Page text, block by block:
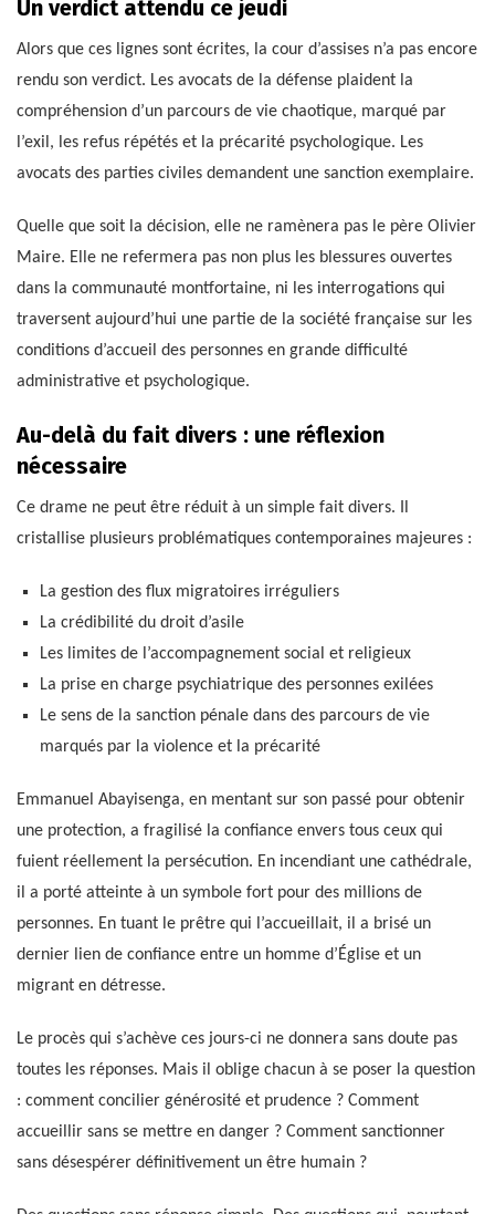
Un verdict attendu ce jeudi
Alors que ces lignes sont écrites, la cour d’assises n’a pas encore
rendu son verdict. Les avocats de la défense plaident la
compréhension d’un parcours de vie chaotique, marqué par
l’exil, les refus répétés et la précarité psychologique. Les
avocats des parties civiles demandent une sanction exemplaire.
Quelle que soit la décision, elle ne ramènera pas le père Olivier
Maire. Elle ne refermera pas non plus les blessures ouvertes
dans la communauté montfortaine, ni les interrogations qui
traversent aujourd’hui une partie de la société française sur les
conditions d’accueil des personnes en grande difficulté
administrative et psychologique.
Au-delà du fait divers : une réflexion
nécessaire
Ce drame ne peut être réduit à un simple fait divers. Il
cristallise plusieurs problématiques contemporaines majeures :
La gestion des flux migratoires irréguliers
La crédibilité du droit d’asile
Les limites de l’accompagnement social et religieux
La prise en charge psychiatrique des personnes exilées
Le sens de la sanction pénale dans des parcours de vie
marqués par la violence et la précarité
Emmanuel Abayisenga, en mentant sur son passé pour obtenir
une protection, a fragilisé la confiance envers tous ceux qui
fuient réellement la persécution. En incendiant une cathédrale,
il a porté atteinte à un symbole fort pour des millions de
personnes. En tuant le prêtre qui l’accueillait, il a brisé un
dernier lien de confiance entre un homme d’Église et un
migrant en détresse.
Le procès qui s’achève ces jours-ci ne donnera sans doute pas
toutes les réponses. Mais il oblige chacun à se poser la question
: comment concilier générosité et prudence ? Comment
accueillir sans se mettre en danger ? Comment sanctionner
sans désespérer définitivement un être humain ?